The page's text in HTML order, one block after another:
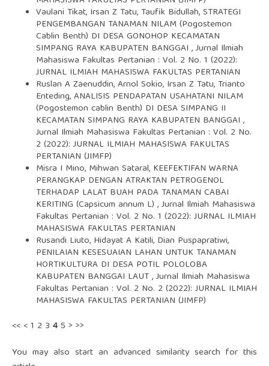
Vaulani Tikat, Irsan Z Tatu, Taufik Bidullah,STRATEGI
PENGEMBANGAN TANAMAN NILAM (Pogostemon
Cablin Benth) DI DESA GONOHOP KECAMATAN
SIMPANG RAYA KABUPATEN BANGGAI ,Jurnal Ilmiah
Mahasiswa Fakultas Pertanian : Vol. 2 No. 1 (2022):
JURNAL ILMIAH MAHASISWA FAKULTAS PERTANIAN
Ruslan A Zaenuddin, Arnol Sokio, Irsan Z Tatu, Trianto
Enteding,ANALISIS PENDAPATAN USAHATANI NILAM
(Pogostemon cablin Benth) DI DESA SIMPANG II
KECAMATAN SIMPANG RAYA KABUPATEN BANGGAI ,
Jurnal Ilmiah Mahasiswa Fakultas Pertanian : Vol. 2 No.
2 (2022): JURNAL ILMIAH MAHASISWA FAKULTAS
PERTANIAN (JIMFP)
Misra I Mino, Mihwan Sataral, KEEFEKTIFAN WARNA
PERANGKAP DENGAN ATRAKTAN PETROGENOL
TERHADAP LALAT BUAH PADA TANAMAN CABAI
KERITING (Capsicum annum L) ,Jurnal Ilmiah Mahasiswa
Fakultas Pertanian : Vol. 2 No. 1 (2022): JURNAL ILMIAH
MAHASISWA FAKULTAS PERTANIAN
Rusandi Liuto, Hidayat A Katili, Dian Puspapratiwi,
PENILAIAN KESESUAIAN LAHAN UNTUK TANAMAN
HORTIKULTURA DI DESA POTIL POLOLOBA
KABUPATEN BANGGAI LAUT,Jurnal Ilmiah Mahasiswa
Fakultas Pertanian : Vol. 2 No. 2 (2022): JURNAL ILMIAH
MAHASISWA FAKULTAS PERTANIAN (JIMFP)
<< <1 2 3 45 > >>
You may also start an advanced similarity search for this